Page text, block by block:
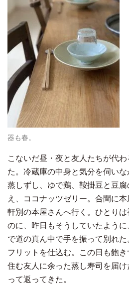
器も春。
こないだ昼・夜と友人たちが代
た。冷蔵庫の中身と気分を伺い
蒸しずし、ゆで鶏、鞍掛豆と豆
え、ココナッツゼリー。合間に
軒別の本屋さんへ行く。ひとり
のに、昨日もそうしていたよう
で道の真ん中で手を振って別れ
フリットを仕込む。この日も飽
住む友人に余った蒸し寿司を届
って返ってきた。